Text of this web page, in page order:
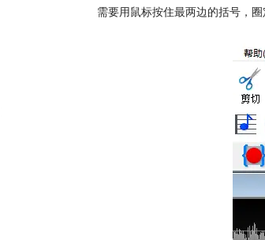
需要用鼠标按住最两边的括号，圈